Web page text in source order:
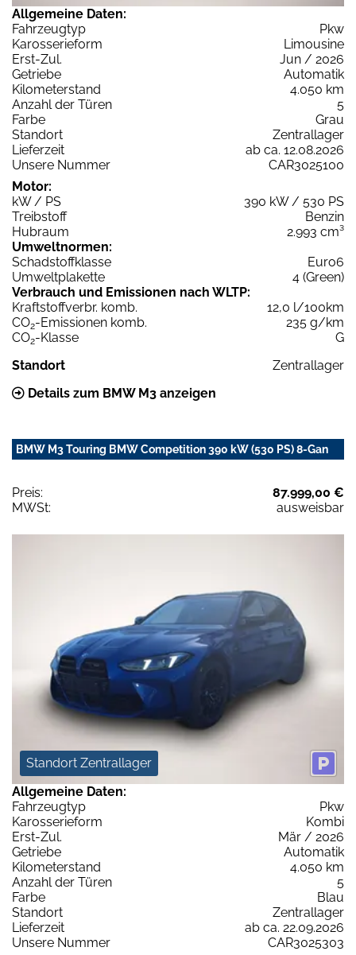
Allgemeine Daten:
Fahrzeugtyp
Pkw
Karosserieform
Limousine
Erst-Zul.
Jun / 2026
Getriebe
Automatik
Kilometerstand
4.050 km
Anzahl der Türen
5
Farbe
Grau
Standort
Zentrallager
Lieferzeit
ab ca. 12.08.2026
Unsere Nummer
CAR3025100
Motor:
kW / PS
390 kW / 530 PS
Treibstoff
Benzin
Hubraum
2.993 cm³
Umweltnormen:
Schadstoffklasse
Euro6
Umweltplakette
4 (Green)
Verbrauch und Emissionen nach WLTP:
Kraftstoffverbr. komb.
12,0 l/100km
CO2-Emissionen komb.
235 g/km
CO2-Klasse
G
Standort
Zentrallager
Details zum BMW M3 anzeigen
BMW M3 Touring BMW Competition 390 kW (530 PS) 8-Gan
Preis:
87.999,00 €
MWSt:
ausweisbar
Standort Zentrallager
Allgemeine Daten:
Fahrzeugtyp
Pkw
Karosserieform
Kombi
Erst-Zul.
Mär / 2026
Getriebe
Automatik
Kilometerstand
4.050 km
Anzahl der Türen
5
Farbe
Blau
Standort
Zentrallager
Lieferzeit
ab ca. 22.09.2026
Unsere Nummer
CAR3025303